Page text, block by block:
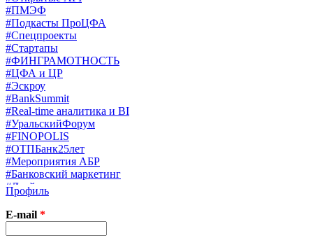
#ПМЭФ
#Подкасты ПроЦФА
#Спецпроекты
#Стартапы
#ФИНГРАМОТНОСТЬ
#ЦФА и ЦР
#Эскроу
#BankSummit
#Real-time аналитика и BI
#УральскийФорум
#FINOPOLIS
#ОТПБанк25лет
#Мероприятия АБР
#Банковский маркетинг
#Драйверы страхования
#Финконгресс ЦБ
#PB&WM
#UX/CX
#Экосистемы
Профиль
E-mail *